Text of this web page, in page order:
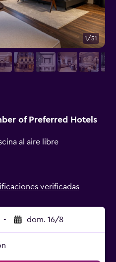
of Preferred Hotels
al aire libre
verificadas
- dom. 16/8
1/51